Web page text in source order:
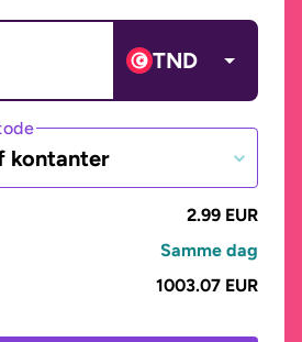
TND
kontanter
2.99 EUR
Samme dag
1003.07 EUR